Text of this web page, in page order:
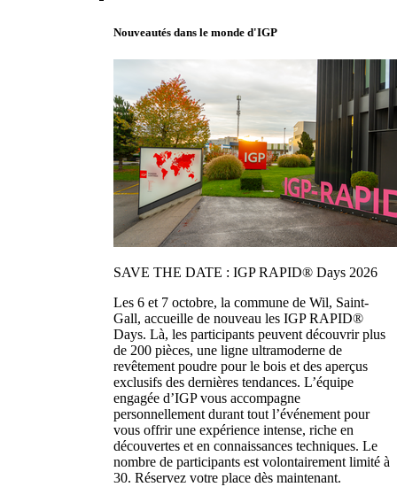
Nouveautés dans le monde d'IGP
SAVE THE DATE : IGP RAPID® Days 2026
Les 6 et 7 octobre, la commune de Wil, Saint-
Gall, accueille de nouveau les IGP RAPID®
Days. Là, les participants peuvent découvrir plus
de 200 pièces, une ligne ultramoderne de
revêtement poudre pour le bois et des aperçus
exclusifs des dernières tendances. L’équipe
engagée d’IGP vous accompagne
personnellement durant tout l’événement pour
vous offrir une expérience intense, riche en
découvertes et en connaissances techniques. Le
nombre de participants est volontairement limité à
30. Réservez votre place dès maintenant.